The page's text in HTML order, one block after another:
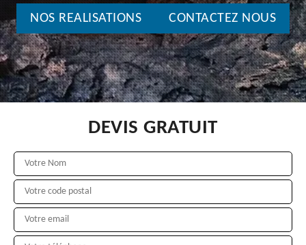
NOS REALISATIONS CONTACTEZ NOUS
DEVIS GRATUIT